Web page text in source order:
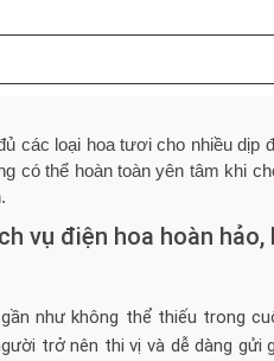
các loại hoa tươi cho nhiều dịp
có thể hoàn toàn yên tâm khi
vụ điện hoa hoàn
như không thể thiếu trong
trở nên thi vị và dễ dàng